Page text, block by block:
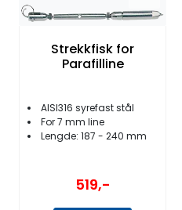
Strekkfisk for
Parafilline
AISI316 syrefast stål
For 7 mm line
Lengde: 187 - 240 mm
519,-